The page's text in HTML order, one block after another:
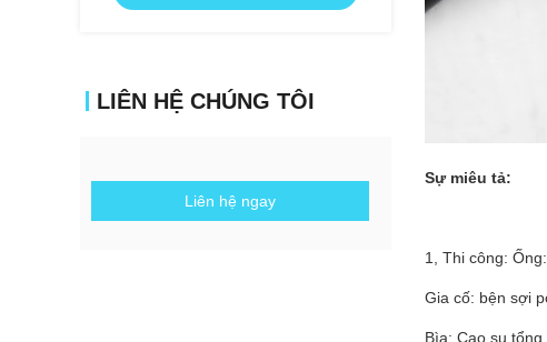
LIÊN HỆ CHÚNG TÔI
Liên hệ ngay
Sự miêu tả:
1, Thi công:
Gia cố: bện sợi
Bìa: Cao su tổng